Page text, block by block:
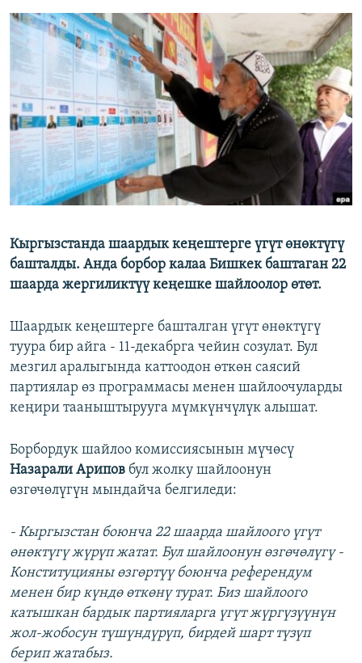
БИЗ ЖАНА ДҮЙНӨ
ДАНИСТЕ
ЭЖЕ-СИҢДИЛЕР
АЗАТТЫК+
ЫҢГАЙСЫЗ СУРООЛОР
Русский
ОНЛАЙН ШЕРИНЕ
ЭЕ/АРнун бардык сайттары
Кыргызстанда шаардык кеңештерге үгүт өнөктүгү
башталды. Анда борбор калаа Бишкек баштаган 22
шаарда жергиликтүү кеңешке шайлоолор өтөт.
Шаардык кеңештерге башталган үгүт өнөктүгү
туура бир айга - 11-декабрга чейин созулат. Бул
мезгил аралыгында каттоодон өткөн саясий
партиялар өз программасы менен шайлоочуларды
кеңири тааныштырууга мүмкүнчүлүк алышат.
Борбордук шайлоо комиссиясынын мүчөсү
Назарали Арипов бул жолку шайлоонун
өзгөчөлүгүн мындайча белгиледи:
- Кыргызстан боюнча 22 шаарда шайлоого үгүт
өнөктүгү жүрүп жатат. Бул шайлоонун өзгөчөлүгү -
Конституцияны өзгөртүү боюнча референдум
менен бир күндө өткөнү турат. Биз шайлоого
катышкан бардык партияларга үгүт жүргүзүүнүн
жол-жобосун түшүндүрүп, бирдей шарт түзүп
берип жатабыз.